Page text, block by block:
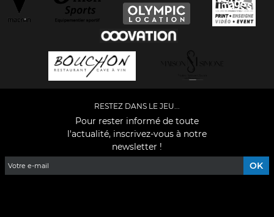
RESTEZ DANS LE JEU...
Pour rester informé de toute
l'actualité, inscrivez-vous à notre
newsletter !